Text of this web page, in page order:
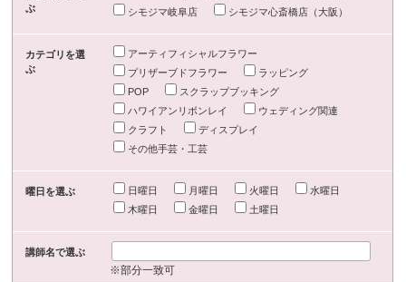
ぶ
シモジマ岐阜店
シモジマ心斎橋店（大阪）
カテゴリを選
ぶ
アーティフィシャルフラワー
プリザーブドフラワー
ラッピング
POP
スクラップブッキング
ハワイアンリボンレイ
ウェディング関連
クラフト
ディスプレイ
その他手芸・工芸
曜日を選ぶ 日曜日 月曜日 火曜日
水曜日
木曜日
金曜日 土曜日
講師名で選ぶ
※部分一致可